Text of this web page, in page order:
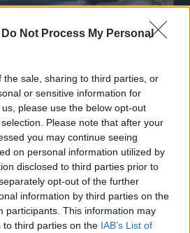
Do Not Process My Personal
the sale, sharing to third parties, or
or sensitive information for
please use the below opt-out
Please note that after your
you may continue seeing
on personal information utilized by
disclosed to third parties prior to
opt-out of the further
information by third parties on the
participants. This information may
to third parties on the IAB’s List of
ny favorit”
kombibilar har krympt men fylls
bZ4X Touring. Vi provkör.